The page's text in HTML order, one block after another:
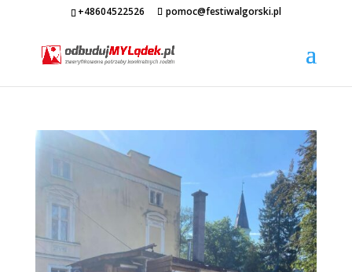
+48604522526 pomoc@festiwalgorski.pl